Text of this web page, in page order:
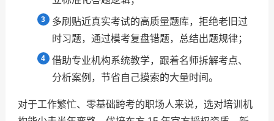
多刷贴近真实考试的高质量题库，拒绝老旧过
时习题，通过模考复盘错题，总结出题规律；
借助专业机构系统教学，跟着名师拆解考点、
分析案例，节省自己摸索的大量时间。
对于工作繁忙、零基础跨考的职场人来说，选对培训机